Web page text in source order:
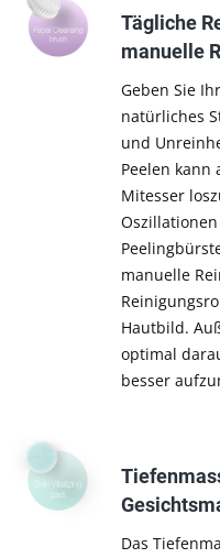
Tägliche
manuelle
Geben Sie
natürliches
und
Peelen kann
Mitesser
manuelle
Hautbild.
optimal
besser
Das